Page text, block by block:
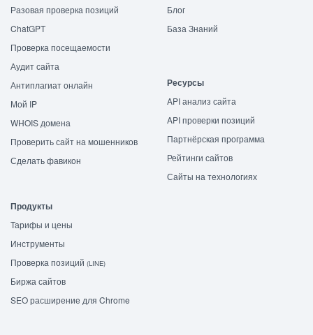
Разовая проверка позиций
ChatGPT
Проверка посещаемости
Аудит сайта
Антиплагиат онлайн
Мой IP
WHOIS домена
Проверить сайт на мошенников
Сделать фавикон
Блог
База Знаний
Ресурсы
API анализ сайта
API проверки позиций
Партнёрская программа
Рейтинги сайтов
Сайты на технологиях
Продукты
Тарифы и цены
Инструменты
Проверка позиций (LINE)
Биржа сайтов
SEO расширение для Chrome